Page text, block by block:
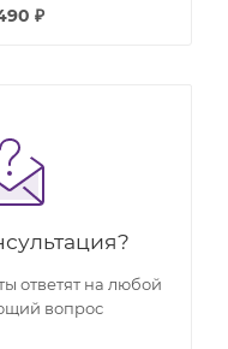
₽
ответят на любой
вопрос